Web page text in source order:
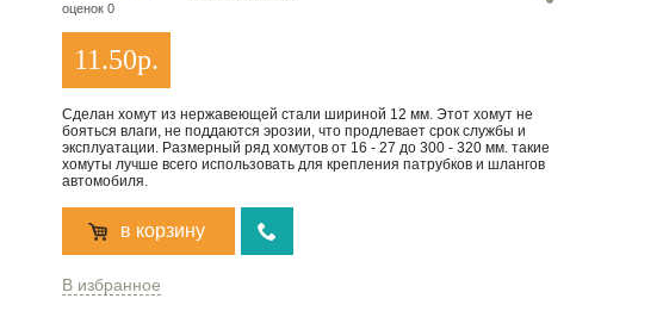
оценок 0
11.50р.
Сделан хомут из нержавеющей стали шириной 12 мм. Этот хомут не
бояться влаги, не поддаются эрозии, что продлевает срок службы и
эксплуатации. Размерный ряд хомутов от 16 - 27 до 300 - 320 мм. такие
хомуты лучше всего использовать для крепления патрубков и шлангов
автомобиля.
в корзину
В избранное